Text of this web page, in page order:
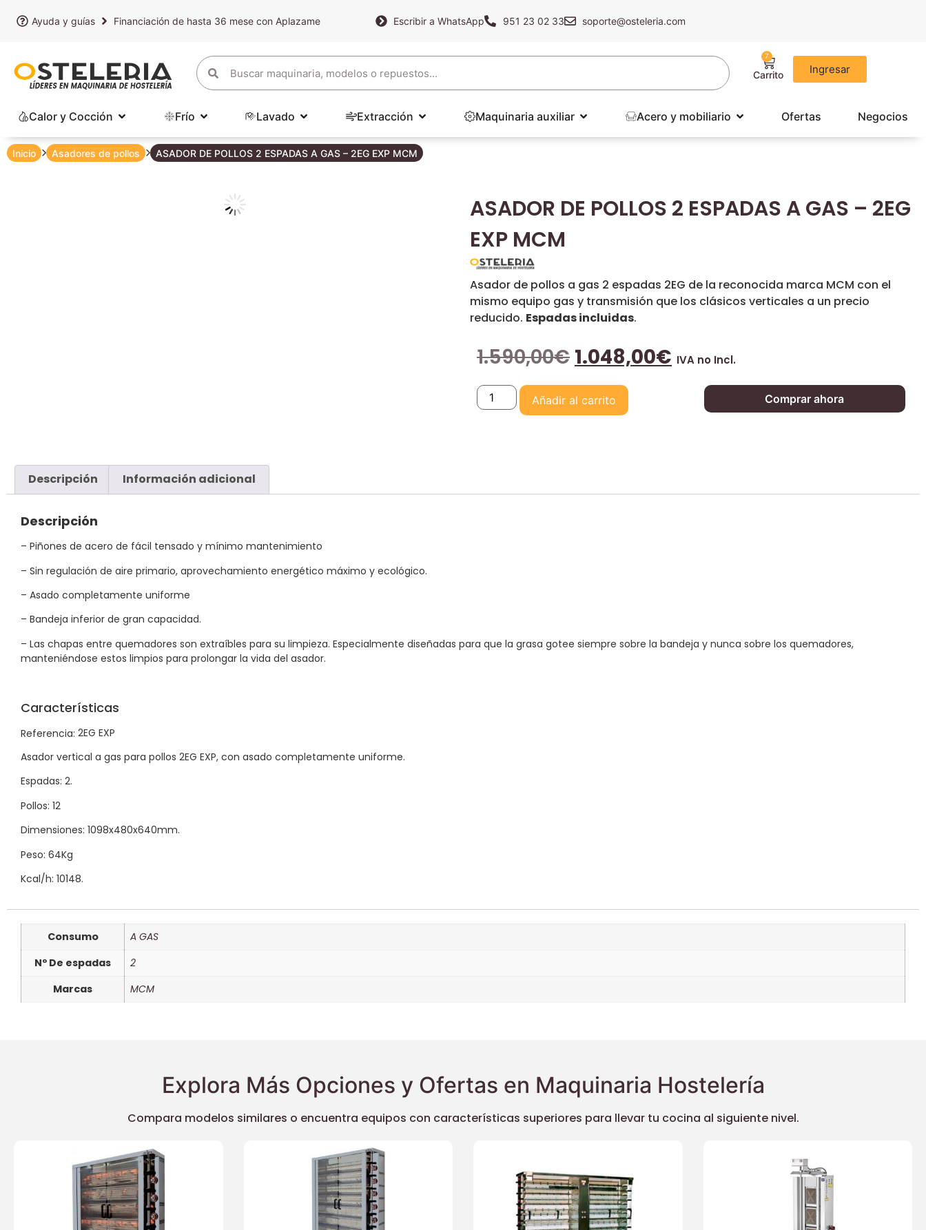
Ayuda y guías Financiación de hasta 36 mese con Aplazame Escribir a WhatsApp 951 23 02 33 soporte@osteleria.com
7
Ingresar
Calor y Cocción Frío Lavado Extracción Maquinaria auxiliar Acero y mobiliario Ofertas Negocios
Inicio Asadores de pollos ASADOR DE POLLOS 2 ESPADAS A GAS – 2EG EXP MCM
ASADOR DE POLLOS 2 ESPADAS A GAS – 2EG
EXP MCM
Asador de pollos a gas 2 espadas 2EG de la reconocida marca MCM con el
mismo equipo gas y transmisión que los clásicos verticales a un precio
reducido. Espadas incluidas.
1.590,00€ 1.048,00€ IVA no Incl.
Añadir al carrito Comprar ahora
Descripción Información adicional
Descripción
– Piñones de acero de fácil tensado y mínimo mantenimiento
– Sin regulación de aire primario, aprovechamiento energético máximo y ecológico.
– Asado completamente uniforme
– Bandeja inferior de gran capacidad.
– Las chapas entre quemadores son extraíbles para su limpieza. Especialmente diseñadas para que la grasa gotee siempre sobre la bandeja y nunca sobre los quemadores,
manteniéndose estos limpios para prolongar la vida del asador.
Características
Referencia: 2EG EXP
Asador vertical a gas para pollos 2EG EXP, con asado completamente uniforme.
Espadas: 2.
Pollos: 12
Dimensiones: 1098x480x640mm.
Peso: 64Kg
Kcal/h: 10148.
Consumo
A GAS
Nº De espadas
2
Marcas
MCM
Explora Más Opciones y Ofertas en Maquinaria Hostelería
Compara modelos similares o encuentra equipos con características superiores para llevar tu cocina al siguiente nivel.